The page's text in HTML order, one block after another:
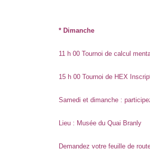
* Dimanche
11 h 00 Tournoi de calcul
15 h 00 Tournoi de HEX
Samedi et dimanche :
Lieu : Musée du Quai Branly
Demandez votre feuille de